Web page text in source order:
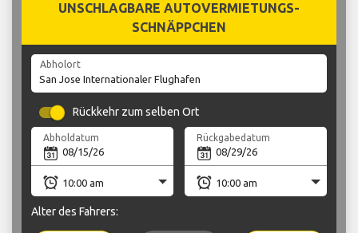
UNSCHLAGBARE AUTOVERMIETUNGS-
SCHNÄPPCHEN
Abholort
Rückkehr zum selben Ort
Abholdatum Rückgabedatum
Alter des Fahrers: